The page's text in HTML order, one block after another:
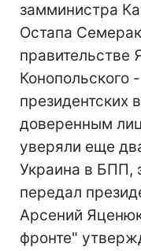
замминистра
Остапа
правительстве
Конопольского
президентских
доверенным
уверяли еще
Украина в БПП,
передал
Арсений
фронте"